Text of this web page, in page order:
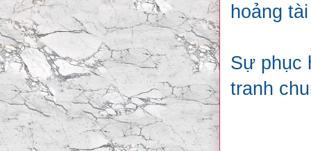
hoảng
Sự phục
tranh